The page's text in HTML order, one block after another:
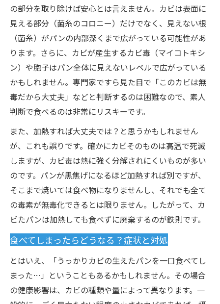
の部分を取り除けば安心とは言えません。カビは表面に
見える部分（菌糸のコロニー）だけでなく、見えない根
（菌糸）がパンの内部深くまで広がっている可能性があ
ります。さらに、カビが産生するカビ毒（マイコトキシ
ン）や胞子はパン全体に見えないレベルで広がっている
かもしれません。専門家ですら見た目で「このカビは無
毒だから大丈夫」などと判断するのは困難なので、素人
判断で食べるのは非常にリスキーです。
また、加熱すれば大丈夫では？と思うかもしれません
が、これも誤りです。確かにカビそのものは高温で死滅
しますが、カビ毒は熱に強く分解されにくいものが多い
のです。パンが黒焦げになるほど加熱すれば別ですが、
そこまで焼いては食べ物になりませんし、それでも全て
の毒素が無毒化できるとは限りません。したがって、カ
ビたパンは加熱しても食べずに廃棄するのが鉄則です。
食べてしまったらどうなる？症状と対処
とはいえ、「うっかりカビの生えたパンを一口食べてし
まった…」ということもあるかもしれません。その場合
の健康影響は、カビの種類や量によって異なります。一